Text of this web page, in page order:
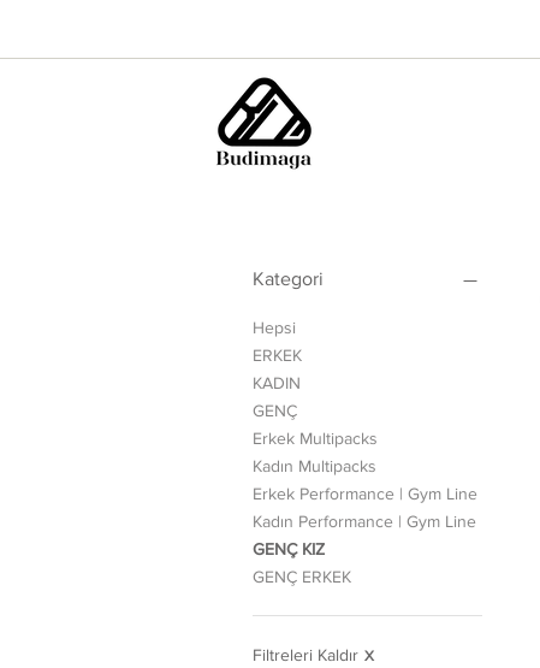
Kategori
Hepsi
ERKEK
KADIN
GENÇ
Erkek Multipacks
Kadın Multipacks
Erkek Performance | Gym Line
Kadın Performance | Gym Line
GENÇ KIZ
GENÇ ERKEK
Filtreleri Kaldır X